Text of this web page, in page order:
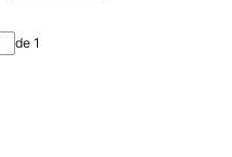
de 1